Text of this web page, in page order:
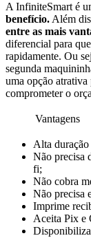
A InfiniteSmart é
benefício. Além
entre as mais
diferencial para
rapidamente. Ou
segunda
uma opção
comprometer o
Vantagens
Alta duração
Não precisa
fi;
Não cobra
Não precisa
Imprime
Aceita Pix e